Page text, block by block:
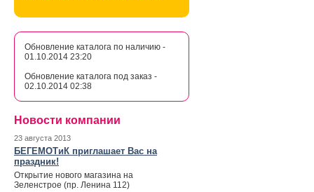
Обновление каталога по наличию -
01.10.2014 23:20
Обновление каталога под заказ -
02.10.2014 02:38
Новости компании
23 августа 2013
БЕГЕМОТиК приглашает Вас на
праздник!
Открытие нового магазина на
Зеленстрое (пр. Ленина 112)